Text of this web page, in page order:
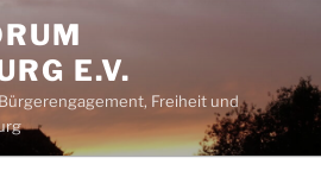
E.V.
Freiheit und